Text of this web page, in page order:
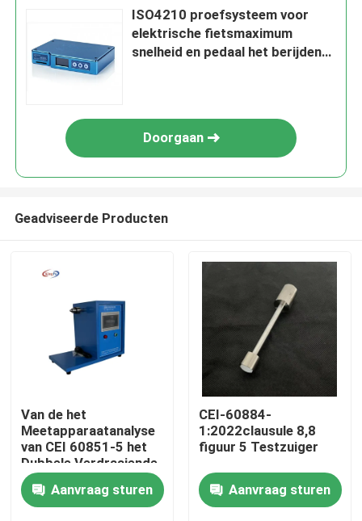
ISO4210 proefsysteem voor
elektrische fietsmaximum
snelheid en pedaal het berijden
Doorgaan
Geadviseerde Producten
Van de het
Meetapparaatanalyse
van CEI 60851-5 het
Dubbele Verdraaiende
van het het
voltagemeetapparaat
hulpmateriaal
Aanvraag sturen
CEI-60884-
1:2022clausule 8,8
figuur 5 Testzuiger
Aanvraag sturen